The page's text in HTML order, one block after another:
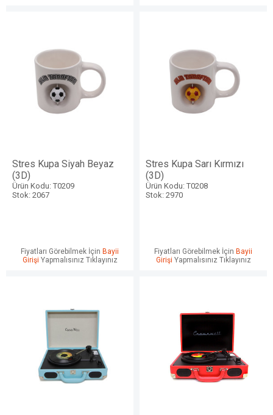
Stres Kupa Siyah Beyaz
(3D)
Ürün Kodu: T0209
Stok: 2067
Fiyatları Görebilmek İçin Bayii
Girişi Yapmalısınız Tıklayınız
Stres Kupa Sarı Kırmızı
(3D)
Ürün Kodu: T0208
Stok: 2970
Fiyatları Görebilmek İçin Bayii
Girişi Yapmalısınız Tıklayınız